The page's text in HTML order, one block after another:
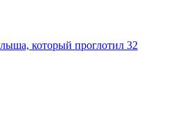
который проглотил 32